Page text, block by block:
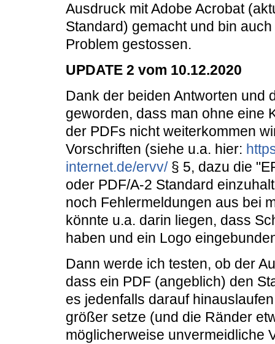
Ausdruck mit Adobe Acrobat
Standard) gemacht und bin
Problem gestossen.
UPDATE 2 vom 10.12.2020
Dank der beiden Antworten und
geworden, dass man ohne eine
der PDFs nicht weiterkommen
Vorschriften (siehe u.a. hier:
internet.de/ervv/§ 5, dazu die
oder PDF/A-2 Standard
noch Fehlermeldungen aus bei
könnte u.a. darin liegen, dass
haben und ein Logo
Dann werde ich testen, ob der
dass ein PDF (angeblich) den
es jedenfalls darauf
größer setze (und die Ränder
möglicherweise unvermeidliche